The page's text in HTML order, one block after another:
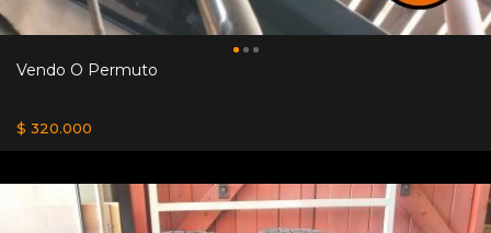
Vendo O Permuto
$ 320.000